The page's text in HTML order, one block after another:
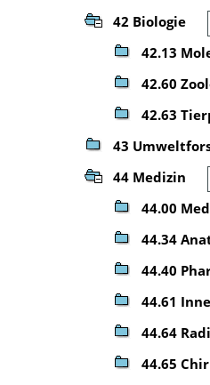
42 Biologie
42.13
42.60
42.63
43
44 Medizin
44.00
44.34
44.40
44.61
44.64
44.65